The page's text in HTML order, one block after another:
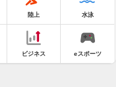
陸上 水泳
ビジネス eスポーツ